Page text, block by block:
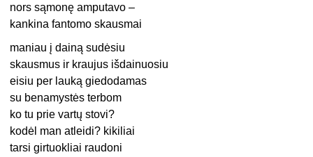
nors sąmonę amputavo –
kankina fantomo skausmai
maniau į dainą sudėsiu
skausmus ir kraujus išdainuosiu
eisiu per lauką giedodamas
su benamystės terbom
ko tu prie vartų stovi?
kodėl man atleidi? kikiliai
tarsi girtuokliai raudoni